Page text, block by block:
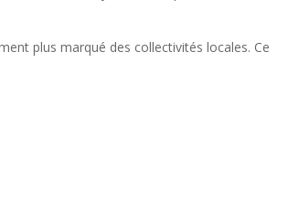
plus marqué des collectivités locales. Ce